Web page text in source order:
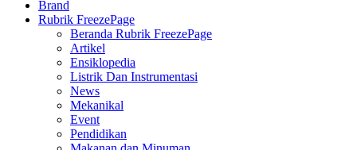
Brand
Rubrik FreezePage
Beranda Rubrik FreezePage
Artikel
Ensiklopedia
Listrik Dan Instrumentasi
News
Mekanikal
Event
Pendidikan